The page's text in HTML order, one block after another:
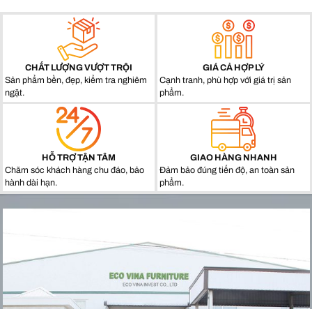
CHẤT LƯỢNG VƯỢT TRỘI
Sản phẩm bền, đẹp, kiểm tra nghiêm
ngặt.
GIÁ CẢ HỢP LÝ
Cạnh tranh, phù hợp với giá trị sản
phẩm.
HỖ TRỢ TẬN TÂM
Chăm sóc khách hàng chu đáo, bảo
hành dài hạn.
GIAO HÀNG NHANH
Đảm bảo đúng tiến độ, an toàn sản
phẩm.